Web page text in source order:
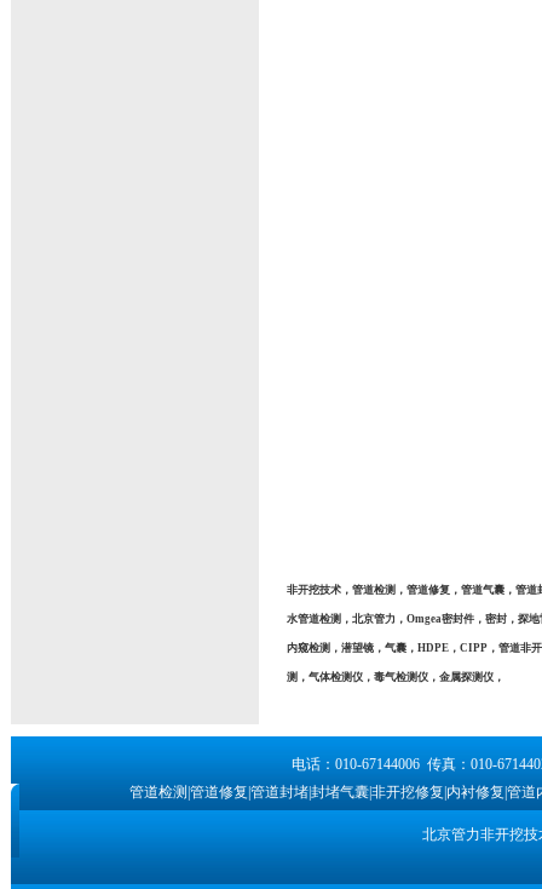
非开挖技术，管道检测，管道修复，管道气囊，管
水管道检测，北京管力，Omgea密封件，密封，探
内窥检测，潜望镜，气囊，HDPE，CIPP，管道非
测，气体检测仪，毒气检测仪，金属探测仪，
电话：010-67144006 传真：010-
管道检测|管道修复|管道封堵|封堵气囊|非开挖修复|内衬修复|管
北京管力非开挖